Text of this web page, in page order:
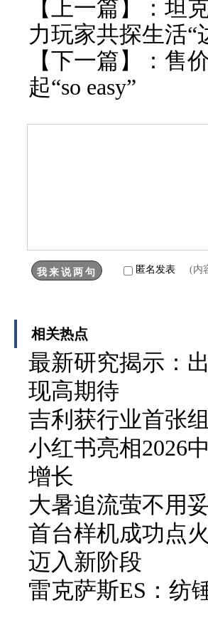
【上一篇】： 坦
力玩家共探生活“
【下一篇】： 售
起“so easy”
匿名发表 (内
相关热点
最新研究揭示：
现高期待
吉利获行业首张
小红书亮相2026
增长
大暑追流萤不用
首台样机成功点
迈入新阶段
雷克萨斯ES：纺